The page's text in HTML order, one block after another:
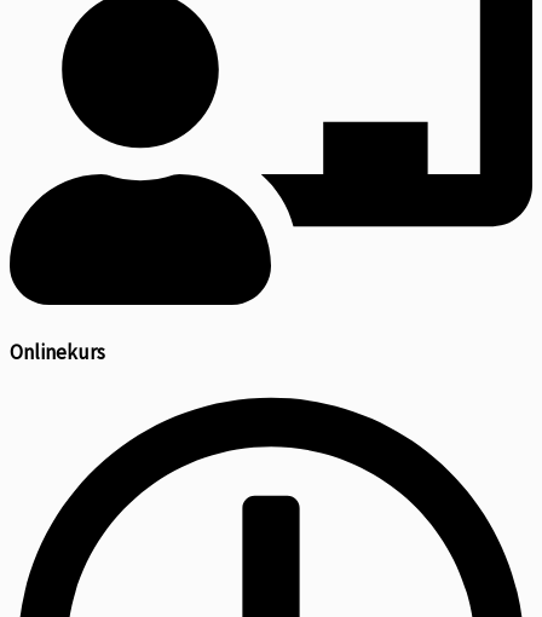
Onlinekurs